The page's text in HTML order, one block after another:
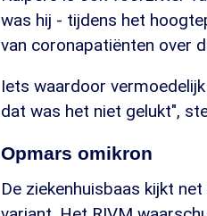
was hij - tijdens het
van coronapatiënten over
Iets waardoor
dat was het niet gelukt",
Opmars omikron
De ziekenhuisbaas kijkt